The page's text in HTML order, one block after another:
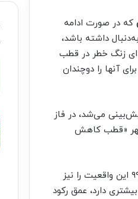
که در صورت ادامه
داشته باشد،
زنگ خطر در قطب
آنها را دوچندان
می‌شد، در فاز
شروع سال ۱۴۰۰، نیمه شمالی شهر «قطب کاهش
بررسی وضعیت قیمت و حجم معاملات مسکن در پایان اردیبهشت نسبت به پایان اسفند ۹۹ این واقعیت را نیز
دارد، عمق رکود